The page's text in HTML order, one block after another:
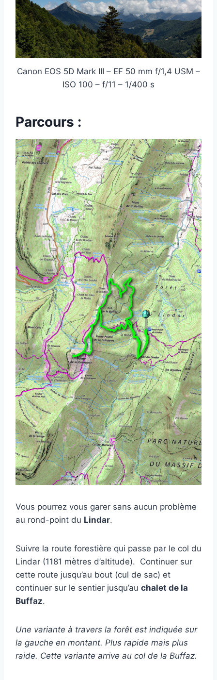
Canon EOS 5D Mark III – EF 50 mm f/1,4 USM –
ISO 100 – f/11 – 1/400 s
Parcours :
Vous pourrez vous garer sans aucun problème
au rond-point du Lindar.
Suivre la route forestière qui passe par le col du
Lindar (1181 mètres d’altitude). Continuer sur
cette route jusqu’au bout (cul de sac) et
continuer sur le sentier jusqu’au chalet de la
Buffaz.
Une variante à travers la forêt est indiquée sur
la gauche en montant. Plus rapide mais plus
raide. Cette variante arrive au col de la Buffaz.